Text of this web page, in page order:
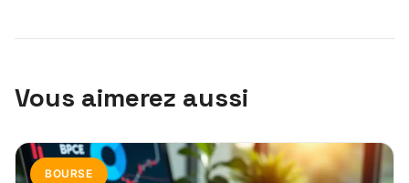
Vous aimerez aussi
BOURSE